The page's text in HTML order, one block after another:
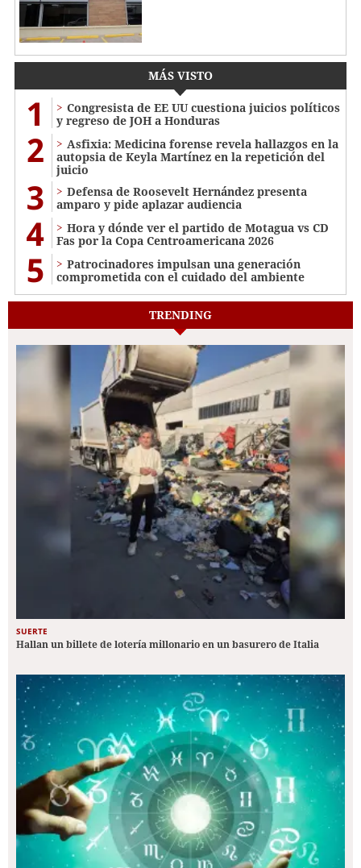
MÁS VISTO
1
Congresista de EE UU cuestiona juicios políticos
y regreso de JOH a Honduras
2
Asfixia: Medicina forense revela hallazgos en la
autopsia de Keyla Martínez en la repetición del
juicio
3
Defensa de Roosevelt Hernández presenta
amparo y pide aplazar audiencia
4
Hora y dónde ver el partido de Motagua vs CD
Fas por la Copa Centroamericana 2026
5
Patrocinadores impulsan una generación
comprometida con el cuidado del ambiente
TRENDING
SUERTE
Hallan un billete de lotería millonario en un basurero de Italia